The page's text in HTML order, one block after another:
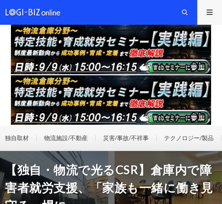
独自取材 物流施設/不動産 災害/事故/不祥事 テクノロジー/製品
【独自・物流で光るCSR】倉庫内で障
害者就労支援、「家族も一緒に働き見